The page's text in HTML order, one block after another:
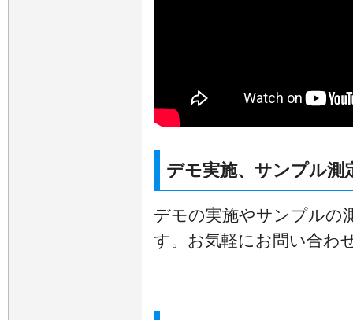
デモ実施、サンプル測
デモの実施やサンプルの
す。お気軽にお問い合わ